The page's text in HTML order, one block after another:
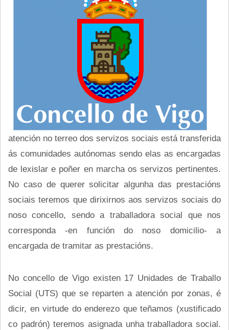
atención no terreo dos servizos sociais está transferida
ás comunidades autónomas sendo elas as encargadas
de lexislar e poñer en marcha os servizos pertinentes.
No caso de querer solicitar algunha das prestacións
sociais teremos que dirixirnos aos servizos sociais do
noso concello, sendo a traballadora social que nos
corresponda -en función do noso domicilio- a
encargada de tramitar as prestacións.
No concello de Vigo existen 17 Unidades de Traballo
Social (UTS) que se reparten a atención por zonas, é
dicir, en virtude do enderezo que teñamos (xustificado
co padrón) teremos asignada unha traballadora social.